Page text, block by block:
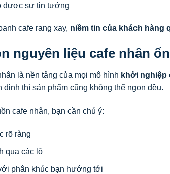
được sự tin tưởng
cafe rang xay, niềm tin của khách hàng
nguyên liệu cafe nhân
là nền tảng của mọi mô hình khởi nghiệp
định thì sản phẩm cũng không thể ngon đều.
cafe nhân, bạn cần chú ý:
rõ ràng
qua các lô
phân khúc bạn hướng tới